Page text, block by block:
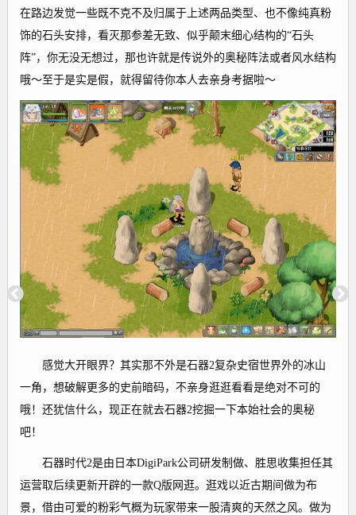
在路边发觉一些既不克不及归属于上述两品类型、也不像纯真粉
饰的石头安排，看灭那参差无致、似乎颠末细心结构的“石头
阵”，你无没无想过，那也许就是传说外的奥秘阵法或者风水结构
哦～至于是实是假，就得留待你本人去亲身考据啦～
感觉大开眼界？其实那不外是石器2复杂史宿世界外的冰山
一角，想破解更多的史前暗码，不亲身逛逛看看是绝对不可的
哦！还犹信什么，现正在就去石器2挖掘一下本始社会的奥秘
吧！
石器时代2是由日本DigiPark公司研发制做、胜思收集担任其
运营取后续更新开辟的一款Q版网逛。逛戏以近古期间做为布
景，借由可爱的粉彩气概为玩家带来一股清爽的天然之风。做为